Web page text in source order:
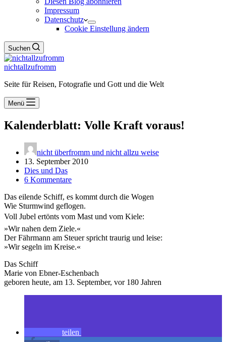
Impressum
Datenschutz
Cookie Einstellung ändern
Suchen
nichtallzufromm
Seite für Reisen, Fotografie und Gott und die Welt
Menü
Kalenderblatt: Volle Kraft voraus!
nicht überfromm und nicht allzu weise
13. September 2010
Dies und Das
6 Kommentare
Das eilende Schiff, es kommt durch die Wogen
Wie Sturmwind geflogen.
Voll Jubel ertönts vom Mast und vom Kiele:
»Wir nahen dem Ziele.«
Der Fährmann am Steuer spricht traurig und leise:
»Wir segeln im Kreise.«
Das Schiff
Marie von Ebner-Eschenbach
geboren heute, am 13. September, vor 180 Jahren
teilen